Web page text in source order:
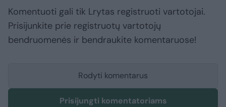
Komentuoti gali tik Lrytas registruoti vartotojai.
Prisijunkite prie registruotų vartotojų
bendruomenės ir bendraukite komentaruose!
Rodyti komentarus
Prisijungti komentatoriams